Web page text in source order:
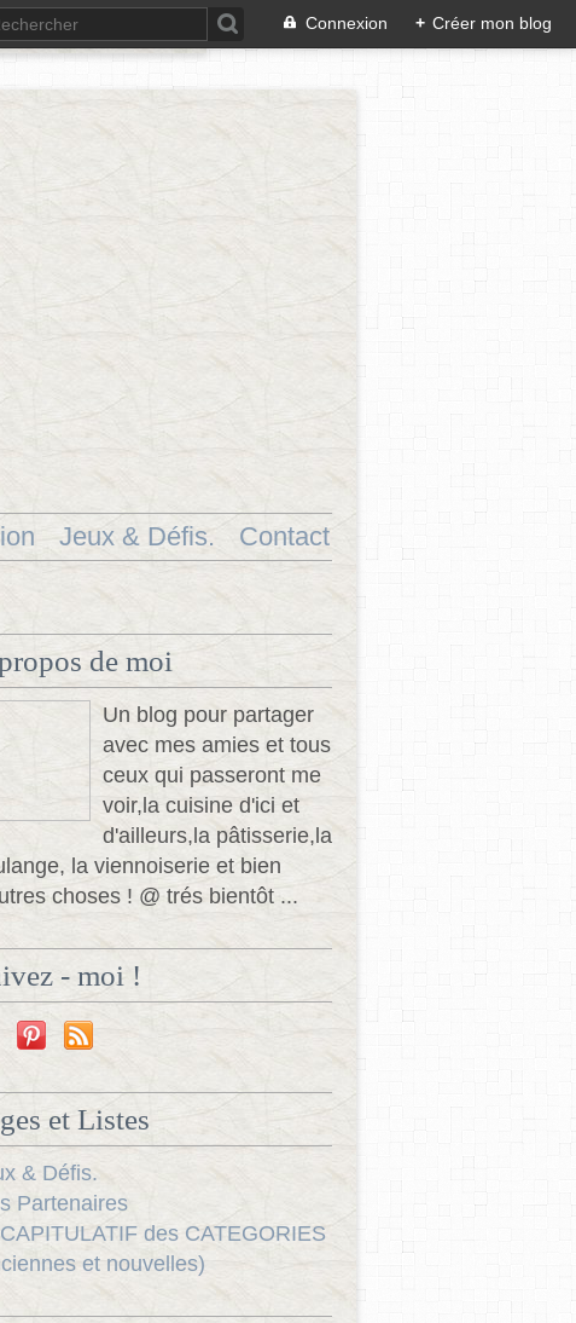
Connexion + Créer mon blog
Jeux & Défis. Contact
de moi
Un blog pour partager
avec mes amies et tous
ceux qui passeront me
voir,la cuisine d'ici et
d'ailleurs,la pâtisserie,la
la viennoiserie et bien
choses ! @ trés bientôt ...
- moi !
et Listes
& Défis.
Partenaires
des CATEGORIES
et nouvelles)